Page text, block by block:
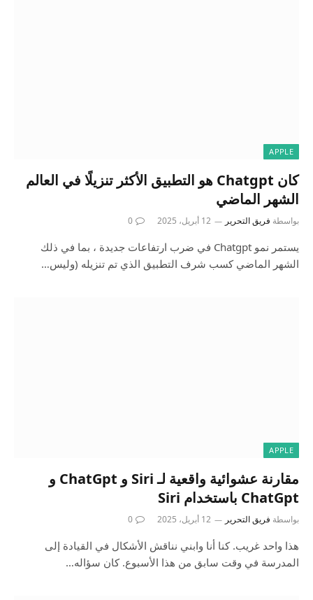
APPLE
كان Chatgpt هو التطبيق الأكثر تنزيلًا في العالم
الشهر الماضي
بواسطة فريق التحرير 12 أبريل، 2025 0
يستمر نمو Chatgpt في ضرب ارتفاعات جديدة ، بما في ذلك
الشهر الماضي كسب شرف التطبيق الذي تم تنزيله (وليس…
APPLE
مقارنة عشوائية واقعية لـ Siri و ChatGpt و
ChatGpt باستخدام Siri
بواسطة فريق التحرير 12 أبريل، 2025 0
هذا واحد غريب. كنا أنا وابني نناقش الأشكال في القيادة إلى
المدرسة في وقت سابق من هذا الأسبوع. كان سؤاله…